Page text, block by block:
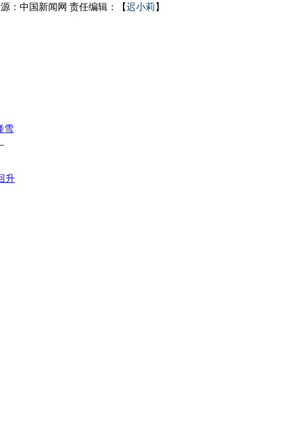
：中国新闻网 责任编辑：【迟小莉 】
雪
升